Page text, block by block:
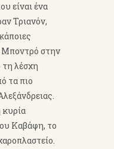
είναι ένα
Τριανόν,
Μποντρό στην
λέσχη
τα πιο
κυρία
Καβάφη, το